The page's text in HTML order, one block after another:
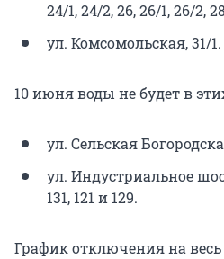
24/1, 24/2, 26, 26/1, 26/2,
ул. Комсомольская, 31/1.
10 июня воды не будет в
ул. Сельская
ул. Индустриальное
131, 121 и 129.
График отключения на